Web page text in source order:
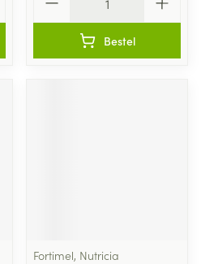
Bestel
Fortimel, Nutricia